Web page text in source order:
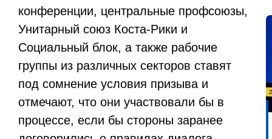
конференции, центральные профсоюзы,
Унитарный союз Коста-Рики и
Социальный блок, а также рабочие
группы из различных секторов ставят
под сомнение условия призыва и
отмечают, что они участвовали бы в
процессе, если бы стороны заранее